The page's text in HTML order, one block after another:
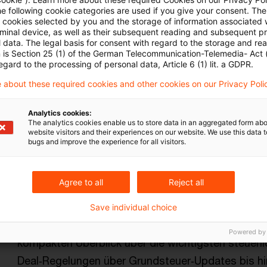
Real Assets WebCast vom 25.
Data Center im Fokus: Erfahren Sie in diesem
Real‑Assets‑Branche ergeben. Unsere
Abwärmenutzung, geopolitische Einbettung
Originaldatum 26. Februar 2026 Kategorien
Digitalisierung, Energieeffizienz, Immob ...
Real Assets WebCast vom 28.
Starten Sie mit frischen Impulsen ins Jahr 2026:
kompakten Überblick über die wichtigsten
Deal‑Regelungen über Grundsteuer‑Updates bis
following cookie categories are used if you give your consent.
cookies selected by you and the storage of information associated
device, as well as their subsequent reading and subsequent
data. The legal basis for consent with regard to the storage and
Section 25 (1) of the German Telecommunication-Telemedia- Act
to the processing of personal data, Article 6 (1) lit. a GDPR.
about these required cookies and other cookies on our Privacy
Analytics cookies:
The analytics cookies enable us to store data in an aggregated form
website visitors and their experiences on our website. We use this data
bugs and improve the experience for all visitors.
Agree to all Reject all
Save individual choice
Powered by